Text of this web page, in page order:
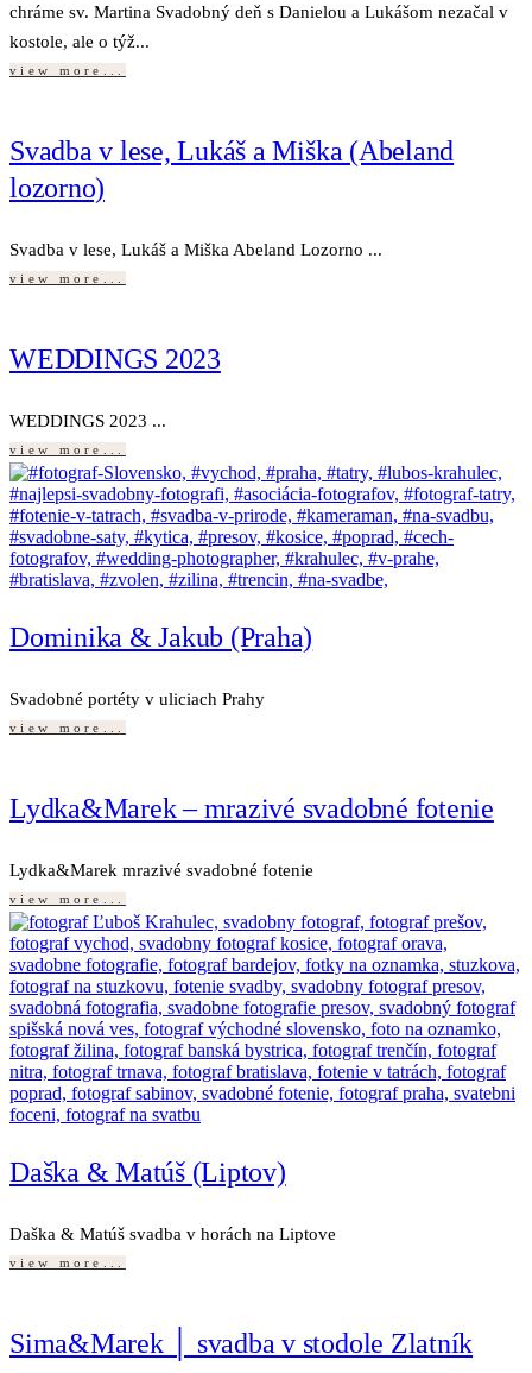
chráme sv. Martina Svadobný deň s Danielou a Lukášom nezačal v
kostole, ale o týž...
view more...
Svadba v lese, Lukáš a Miška (Abeland
lozorno)
Svadba v lese, Lukáš a Miška Abeland Lozorno ...
view more...
WEDDINGS 2023
WEDDINGS 2023 ...
view more...
Dominika & Jakub (Praha)
Svadobné portéty v uliciach Prahy
view more...
Lydka&Marek – mrazivé svadobné fotenie
Lydka&Marek mrazivé svadobné fotenie
view more...
Daška & Matúš (Liptov)
Daška & Matúš svadba v horách na Liptove
view more...
Sima&Marek │ svadba v stodole Zlatník